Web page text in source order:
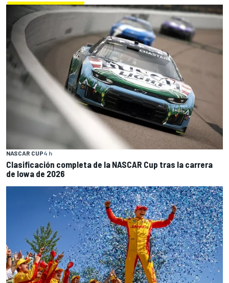
NASCAR CUP4 h
Clasificación completa de la NASCAR Cup tras la carrera
de Iowa de 2026